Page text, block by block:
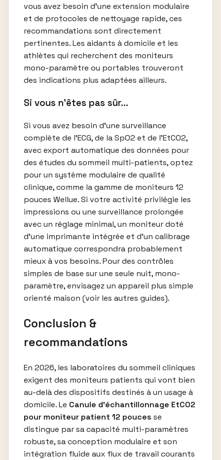
vous avez besoin d’une extension modulaire
et de protocoles de nettoyage rapide, ces
recommandations sont directement
pertinentes. Les aidants à domicile et les
athlètes qui recherchent des moniteurs
mono-paramètre ou portables trouveront
des indications plus adaptées ailleurs.
Si vous n’êtes pas sûr…
Si vous avez besoin d’une surveillance
complète de l’ECG, de la SpO2 et de l’EtCO2,
avec export automatique des données pour
des études du sommeil multi-patients, optez
pour un système modulaire de qualité
clinique, comme la gamme de moniteurs 12
pouces Wellue. Si votre activité privilégie les
impressions ou une surveillance prolongée
avec un réglage minimal, un moniteur doté
d’une imprimante intégrée et d’un calibrage
automatique correspondra probablement
mieux à vos besoins. Pour des contrôles
simples de base sur une seule nuit, mono-
paramètre, envisagez un appareil plus simple
orienté maison (voir les autres guides).
Conclusion &
recommandations
En 2026, les laboratoires du sommeil cliniques
exigent des moniteurs patients qui vont bien
au-delà des dispositifs destinés à un usage à
domicile. Le Canule d’échantillonnage EtCO2
pour moniteur patient 12 pouces se
distingue par sa capacité multi-paramètres
robuste, sa conception modulaire et son
intégration fluide aux flux de travail courants